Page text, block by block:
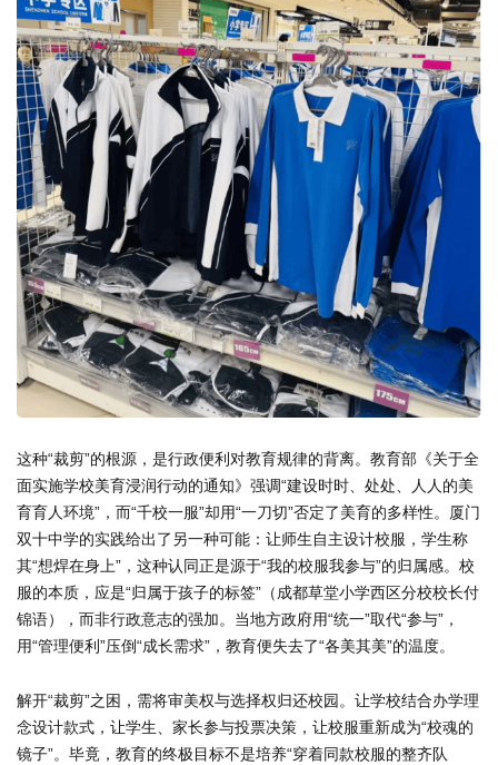
这种“裁剪”的根源，是行政便利对教育规律的背离。教育部《关于全
面实施学校美育浸润行动的通知》强调“建设时时、处处、人人的美
育育人环境”，而“千校一服”却用“一刀切”否定了美育的多样性。厦门
双十中学的实践给出了另一种可能：让师生自主设计校服，学生称
其“想焊在身上”，这种认同正是源于“我的校服我参与”的归属感。校
服的本质，应是“归属于孩子的标签”（成都草堂小学西区分校校长付
锦语），而非行政意志的强加。当地方政府用“统一”取代“参与”，
用“管理便利”压倒“成长需求”，教育便失去了“各美其美”的温度。
解开“裁剪”之困，需将审美权与选择权归还校园。让学校结合办学理
念设计款式，让学生、家长参与投票决策，让校服重新成为“校魂的
镜子”。毕竟，教育的终极目标不是培养“穿着同款校服的整齐队